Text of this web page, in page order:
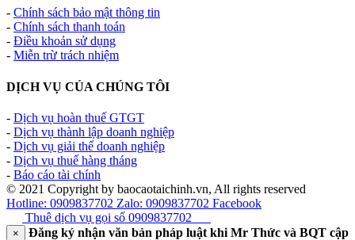
- Chính sách bảo mật thông tin
- Chính sách thanh toán
- Điều khoản sử dụng
- Miễn trừ trách nhiệm
DỊCH VỤ CỦA CHÚNG TÔI
- Dịch vụ hoàn thuế GTGT
- Dịch vụ thành lập doanh nghiệp
- Dịch vụ giải thể doanh nghiệp
- Dịch vụ thuế hàng tháng
- Báo cáo tài chính
© 2021 Copyright by baocaotaichinh.vn, All rights reserved
Hotline: 0909837702 Zalo: 0909837702 Facebook
Thuê dịch vụ gọi số 0909837702
×
Đăng ký nhận văn bản pháp luật khi Mr Thức và BQT cập